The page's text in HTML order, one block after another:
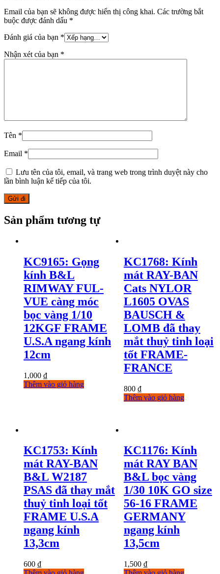
Email của bạn sẽ không được hiển thị công khai. Các trường bắt
buộc được đánh dấu *
Đánh giá của bạn *
Nhận xét của bạn *
Tên *
Email *
Lưu tên của tôi, email, và trang web trong trình duyệt này cho
lần bình luận kế tiếp của tôi.
Sản phẩm tương tự
KC9165: Gọng
kính B&L
RIMWAY FUL-
VUE càng móc
bọc vàng 1/10
12KGF FRAME
U.S.A ngang kính
12cm
1,000 ₫
Thêm vào giỏ hàng
KC1768: Kính
mát RAY-BAN
Cats NYLOR
L1605 OVAS
BAUSCH &
LOMB đã thay
mắt thuỷ tinh loại
tốt FRAME-
FRANCE
800 ₫
Thêm vào giỏ hàng
KC1753: Kính
mát RAY-BAN
B&L W2187
PSAS đã thay mắt
thuỷ tinh loại tốt
FRAME U.S.A
ngang kính
13,3cm
600 ₫
KC1176: Kính
mát RAY BAN
B&L bọc vàng
1/30 10K GO size
56-16 FRAME
GERMANY
ngang kính
13,5cm
1,500 ₫